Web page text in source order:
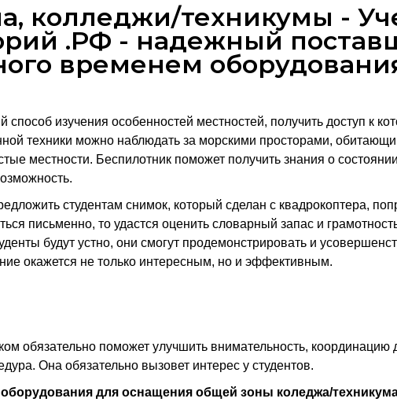
колледжи/техникумы -
.РФ - надежный
временем
способ изучения особенностей местностей, получить доступ к
техники можно наблюдать за морскими просторами,
местности. Беспилотник поможет получить знания о
студентам снимок, который сделан с квадрокоптера,
письменно, то удастся оценить словарный запас и
будут устно, они смогут продемонстрировать и
окажется не только интересным, но и эффективным.
обязательно поможет улучшить внимательность,
Она обязательно вызовет интерес у студентов.
для оснащения общей зоны коледжа/